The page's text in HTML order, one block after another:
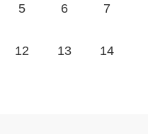
5 6 7
12 13 14